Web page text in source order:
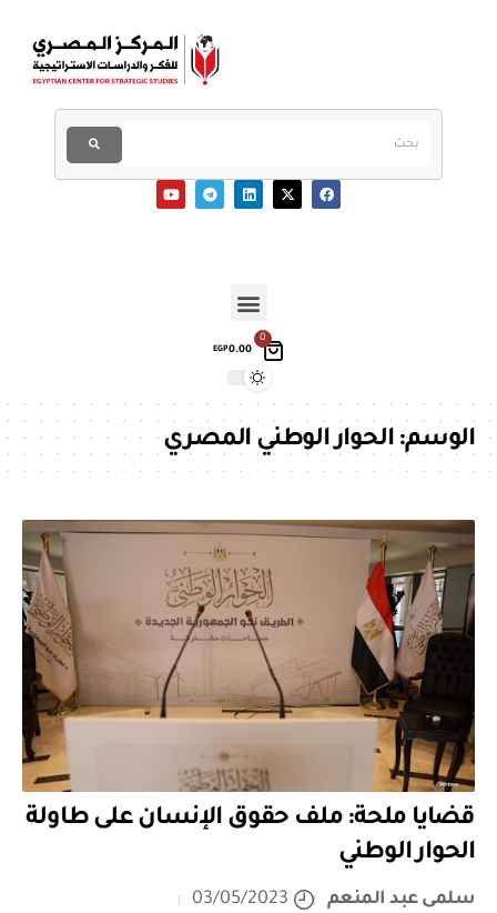
0
EGP0.00
الوسم:الحوار الوطني المصري
قضايا ملحة: ملف حقوق الإنسان على طاولة
الحوار الوطني
سلمى عبد المنعم
03/05/2023